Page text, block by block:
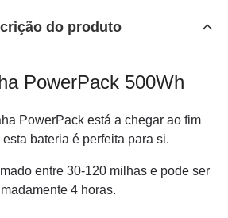
do produto
PowerPack 500Wh
PowerPack está a chegar ao fim
bateria é perfeita para si.
entre 30-120 milhas e pode ser
4 horas.